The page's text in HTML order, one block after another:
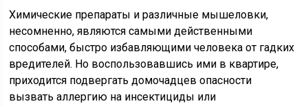
Химические препараты и различные мышеловки,
несомненно, являются самыми действенными
способами, быстро избавляющими человека от гадких
вредителей. Но воспользовавшись ими в квартире,
приходится подвергать домочадцев опасности
вызвать аллергию на инсектициды или